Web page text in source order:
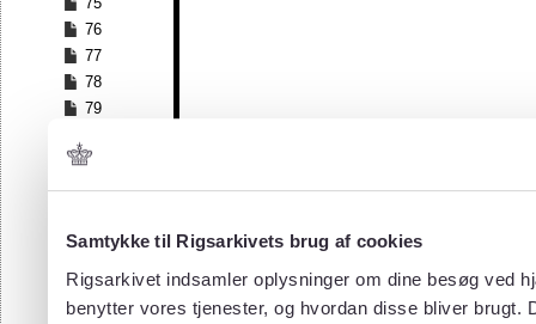
Samtykke til Rigsarkivets brug af cookies
Rigsarkivet indsamler oplysninger om dine besøg ved
benytter vores tjenester, og hvordan disse bliver
76
77
78
79